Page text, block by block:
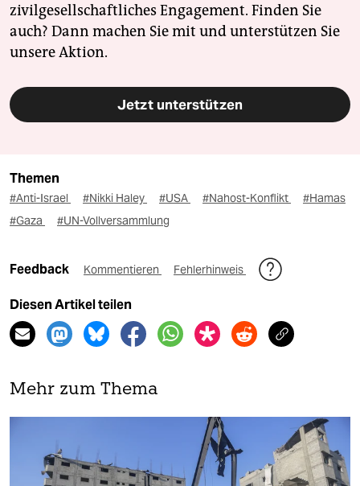
zivilgesellschaftliches Engagement. Finden Sie
auch? Dann machen Sie mit und unterstützen Sie
unsere Aktion.
Jetzt unterstützen
Themen
#Anti-Israel #Nikki Haley #USA #Nahost-Konflikt
#Hamas
#Gaza
#UN-Vollversammlung
Feedback Kommentieren Fehlerhinweis
Diesen Artikel teilen
Mehr zum Thema